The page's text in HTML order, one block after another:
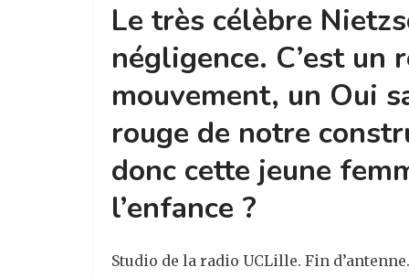
Le très célèbre
négligence. C’est
mouvement, un Oui
rouge de notre
donc cette jeune
l’enfance ?
Studio de la radio UCLille. Fin